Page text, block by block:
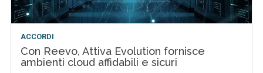
ACCORDI
Con Reevo, Attiva Evolution fornisce
ambienti cloud affidabili e sicuri